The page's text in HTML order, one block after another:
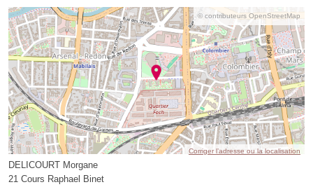
© contributeurs OpenStreetMap
Corriger l’adresse ou la localisation
DELICOURT Morgane
21 Cours Raphael Binet